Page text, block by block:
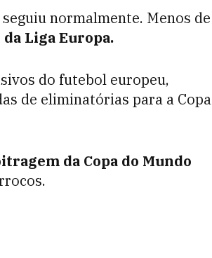
normalmente. Menos de
Liga Europa.
do futebol europeu,
de eliminatórias para a Copa
da Copa do Mundo